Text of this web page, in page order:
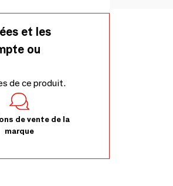
et les
ou
de ce produit.
de vente de la
marque